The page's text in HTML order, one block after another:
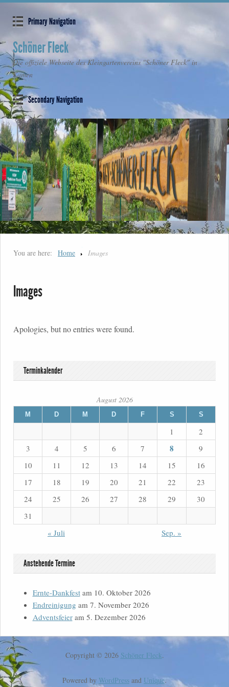
Primary Navigation
Schöner Fleck
Die offiziele Webseite des Kleingartenvereins "Schöner Fleck" in
Kamen
Secondary Navigation
You are here: Home Images
Images
Apologies, but no entries were found.
Terminkalender
August 2026
M D M D F S S
1
2
3
4 5 6 7 8
9
10
11 12 13 14 15
16
17
18 19 20 21 22
23
24
25 26 27 28 29
30
31
« Juli
Sep. »
Anstehende Termine
Ernte-Dankfestam 10. Oktober 2026
Endreinigung am 7. November 2026
Adventsfeieram 5. Dezember 2026
Copyright © 2026 Schöner Fleck.
Powered by WordPress and Unique.